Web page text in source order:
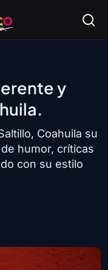
y
Coahuila su
humor, críticas
con su estilo